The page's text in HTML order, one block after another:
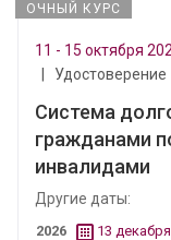
ОЧНЫЙ КУРС
11 - 15 октября
Удостоверение
Система
гражданами
инвалидами
Другие даты:
2026 13